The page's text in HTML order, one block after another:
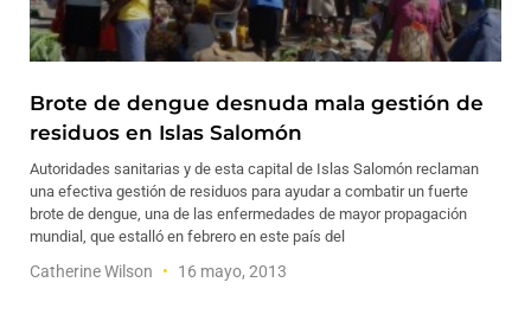
Brote de dengue desnuda mala gestión de
residuos en Islas Salomón
Autoridades sanitarias y de esta capital de Islas Salomón reclaman
una efectiva gestión de residuos para ayudar a combatir un fuerte
brote de dengue, una de las enfermedades de mayor propagación
mundial, que estalló en febrero en este país del
Catherine Wilson 16 mayo, 2013